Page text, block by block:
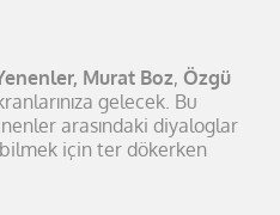
Murat Boz, Özgü
gelecek. Bu
arasındaki diyaloglar
için ter dökerken